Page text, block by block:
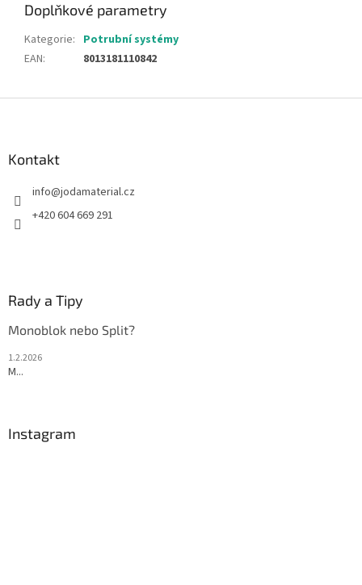
Doplňkové parametry
Kategorie: Potrubní systémy
EAN: 8013181110842
Kontakt
info@jodamaterial.cz
+420 604 669 291
Rady a Tipy
Monoblok nebo Split?
1.2.2026
M...
Instagram